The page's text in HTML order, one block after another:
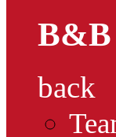
B&B
back